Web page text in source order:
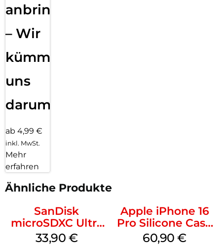
anbringen
– Wir
kümmern
uns
darum!
ab 4,99 €
inkl. MwSt.
Mehr
erfahren
Ähnliche Produkte
SanDisk
microSDXC Ultra
128 GB + Adapter
33,90 €
Apple iPhone 16
Pro Silicone Case
MagSafe Stone
60,90€